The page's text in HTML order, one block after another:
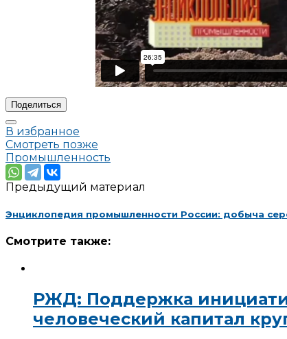
Поделиться
В избранное
Смотреть позже
Промышленность
Предыдущий материал
Энциклопедия промышленности России: добыча
Смотрите также:
РЖД: Поддержка
человеческий капитал